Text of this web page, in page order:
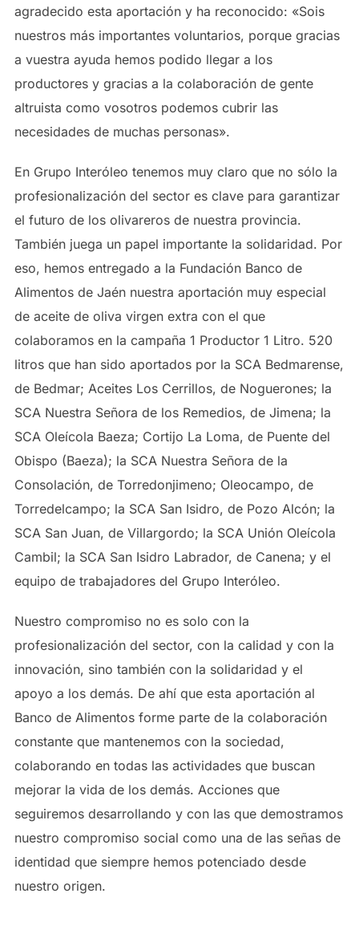
agradecido esta aportación y ha reconocido: «Sois
nuestros más importantes voluntarios, porque gracias
a vuestra ayuda hemos podido llegar a los
productores y gracias a la colaboración de gente
altruista como vosotros podemos cubrir las
necesidades de muchas personas».
En Grupo Interóleo tenemos muy claro que no sólo la
profesionalización del sector es clave para garantizar
el futuro de los olivareros de nuestra provincia.
También juega un papel importante la solidaridad. Por
eso, hemos entregado a la Fundación Banco de
Alimentos de Jaén nuestra aportación muy especial
de aceite de oliva virgen extra con el que
colaboramos en la campaña 1 Productor 1 Litro. 520
litros que han sido aportados por la SCA Bedmarense,
de Bedmar; Aceites Los Cerrillos, de Noguerones; la
SCA Nuestra Señora de los Remedios, de Jimena; la
SCA Oleícola Baeza; Cortijo La Loma, de Puente del
Obispo (Baeza); la SCA Nuestra Señora de la
Consolación, de Torredonjimeno; Oleocampo, de
Torredelcampo; la SCA San Isidro, de Pozo Alcón; la
SCA San Juan, de Villargordo; la SCA Unión Oleícola
Cambil; la SCA San Isidro Labrador, de Canena; y el
equipo de trabajadores del Grupo Interóleo.
Nuestro compromiso no es solo con la
profesionalización del sector, con la calidad y con la
innovación, sino también con la solidaridad y el
apoyo a los demás. De ahí que esta aportación al
Banco de Alimentos forme parte de la colaboración
constante que mantenemos con la sociedad,
colaborando en todas las actividades que buscan
mejorar la vida de los demás. Acciones que
seguiremos desarrollando y con las que demostramos
nuestro compromiso social como una de las señas de
identidad que siempre hemos potenciado desde
nuestro origen.